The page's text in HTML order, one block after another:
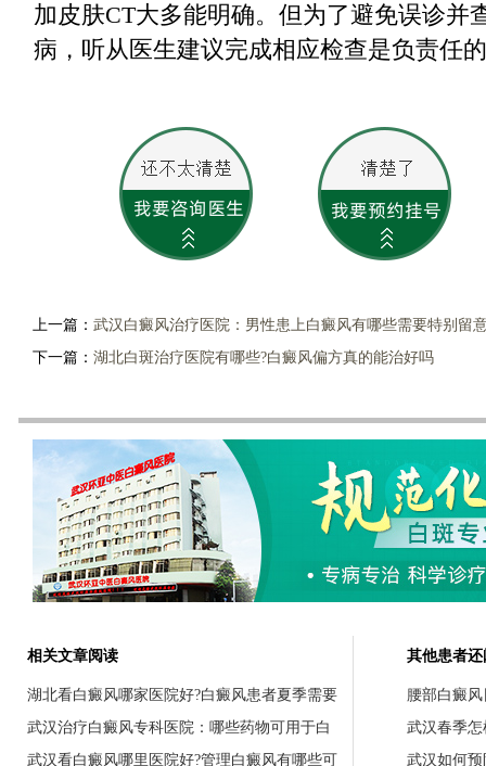
加皮肤CT大多能明确。但为了避免误诊并
病，听从医生建议完成相应检查是负责任
上一篇： 武汉白癜风治疗医院：男性患上白癜风有哪些需要特别留
下一篇： 湖北白斑治疗医院有哪些?白癜风偏方真的能治好吗
相关文章阅读
湖北看白癜风哪家医院好?白癜风患者夏季需要
武汉治疗白癜风专科医院：哪些药物可用于白
武汉看白癜风哪里医院好?管理白癜风有哪些可
其他患者
腰部白癜
武汉春季
武汉如何